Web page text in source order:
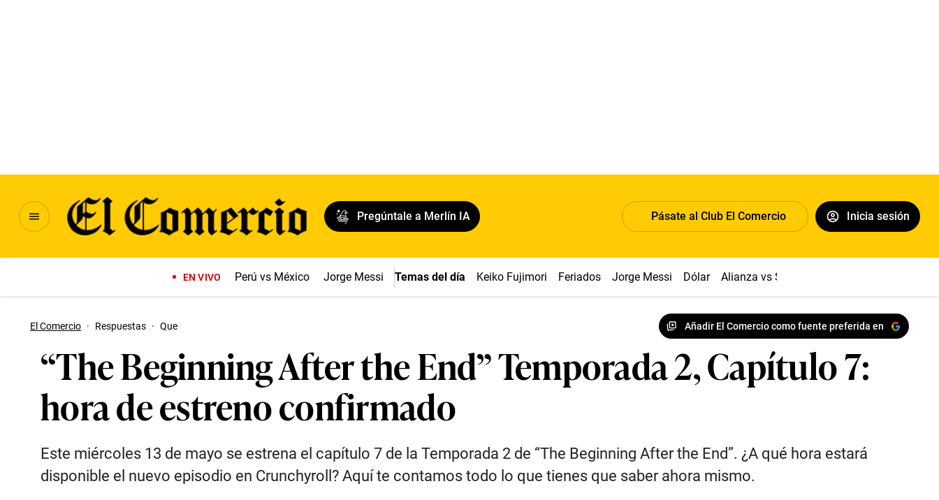
Pregúntale a Merlín IA Pásate al Club El Comercio Inicia sesión
EN VIVO Perú vs México Jorge Messi Temas del día Keiko Fujimori Feriados Jorge Messi Dólar Alianza vs Sport Boys
El Comercio · Respuestas · Que Añadir El Comercio como fuente preferida en
“The Beginning After the End” Temporada 2, Capítulo 7:
hora de estreno confirmado
Este miércoles 13 de mayo se estrena el capítulo 7 de la Temporada 2 de “The Beginning After the End”. ¿A qué hora estará
disponible el nuevo episodio en Crunchyroll? Aquí te contamos todo lo que tienes que saber ahora mismo.